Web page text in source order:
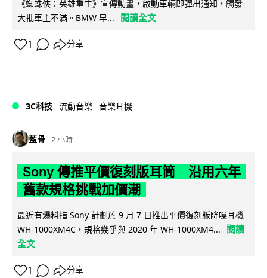
《蜘蛛俠：英雄重生》宣傳動畫，啟動車輛即彈出通知，觸發
大批車主不滿。BMW 早...
閱讀全文
1 分享
3C科技 流動音樂 音樂耳機
藍骨 2 小時
Sony 傳推平價復刻版耳筒 沿用六年
舊款規格挑戰加價潮
最近有爆料指 Sony 計劃於 9 月 7 日推出平價復刻版降噪耳機
WH-1000XM4C，規格幾乎與 2020 年 WH-1000XM4...
閱讀
全文
1 分享